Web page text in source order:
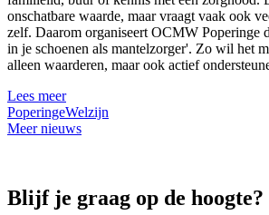
onschatbare waarde, maar vraagt vaak ook
zelf. Daarom organiseert OCMW Poperinge
in je schoenen als mantelzorger'. Zo wil het
alleen waarderen, maar ook actief
Lees meer
PoperingeWelzijn
Meer nieuws
Blijf je graag op de hoogte?